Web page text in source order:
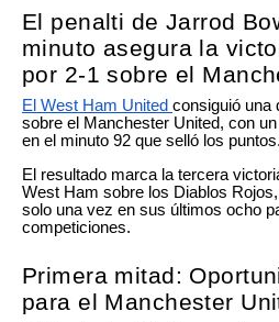
El penalti de Jarrod
minuto asegura la
por 2-1 sobre el
El West Ham United consiguió una
sobre el Manchester United, con
en el minuto 92 que selló los puntos.
El resultado marca la tercera
West Ham sobre los Diablos
solo una vez en sus últimos ocho
competiciones.
Primera mitad:
para el Manchester